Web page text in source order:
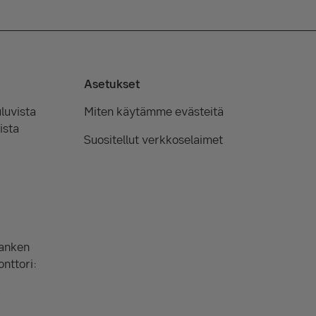
Asetukset
Miten käytämme evästeitä
Suositellut verkkoselaimet